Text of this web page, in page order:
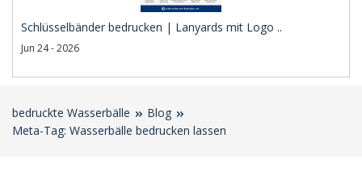
Schlüsselbänder bedrucken | Lanyards mit Logo ..
Jun 24 - 2026
bedruckte Wasserbälle
Blog
Meta-Tag: Wasserbälle bedrucken lassen